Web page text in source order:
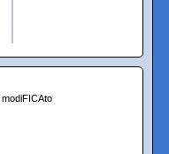
modiFICAto